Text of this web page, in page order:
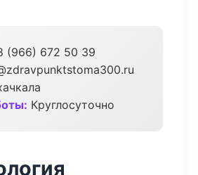
(966) 672 50 39
Круглосуточно